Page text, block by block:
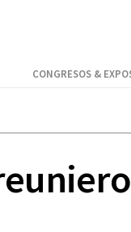
CONGRESOS &